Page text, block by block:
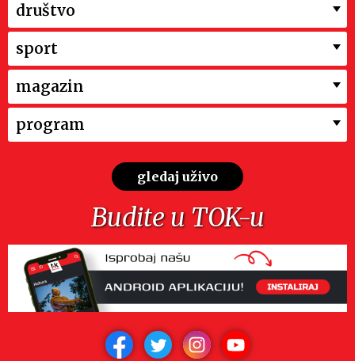
društvo
sport
magazin
program
gledaj uživo
Budite u TOK-u